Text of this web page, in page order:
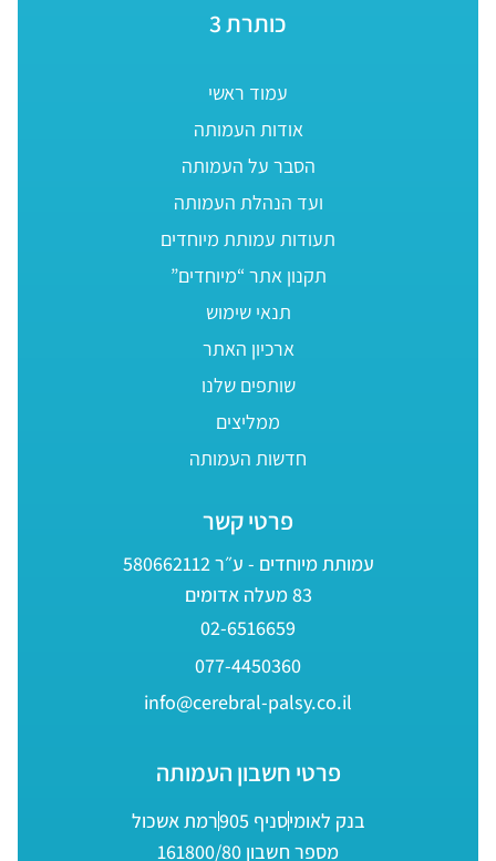
כותרת 3
עמוד ראשי
אודות העמותה
הסבר על העמותה
ועד הנהלת העמותה
תעודות עמותת מיוחדים
תקנון אתר “מיוחדים”
תנאי שימוש
ארכיון האתר
שותפים שלנו
ממליצים
חדשות העמותה
פרטי קשר
עמותת מיוחדים - ע״ר 580662112
83 מעלה אדומים
02-6516659
077-4450360
info@cerebral-palsy.co.il
פרטי חשבון העמותה
בנק לאומיסניף 905
רמת אשכול
מספר חשבון 161800/80